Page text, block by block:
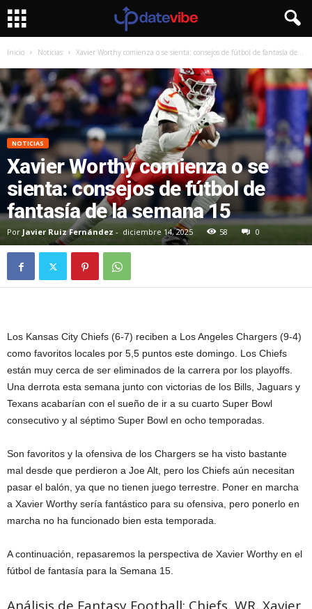
Inicio Noticias Xavier Worthy comienza o se sienta: consejos de fútbol de fantasía de...
NOTICIAS
Xavier Worthy comienza o se
sienta: consejos de fútbol de
fantasía de la semana 15
Por Javier Ruiz Fernández - diciembre 14, 2025 58 0
Los Kansas City Chiefs (6-7) reciben a Los Angeles Chargers (9-4)
como favoritos locales por 5,5 puntos este domingo. Los Chiefs
están muy cerca de ser eliminados de la carrera por los playoffs.
Una derrota esta semana junto con victorias de los Bills, Jaguars y
Texans acabarían con el sueño de ir a su cuarto Super Bowl
consecutivo y al séptimo Super Bowl en ocho temporadas.
Son favoritos y la ofensiva de los Chargers se ha visto bastante
mal desde que perdieron a Joe Alt, pero los Chiefs aún necesitan
pasar el balón, ya que no tienen juego terrestre. Poner en marcha
a Xavier Worthy sería fantástico para su ofensiva, pero ponerlo en
marcha no ha funcionado bien esta temporada.
A continuación, repasaremos la perspectiva de Xavier Worthy en el
fútbol de fantasía para la Semana 15.